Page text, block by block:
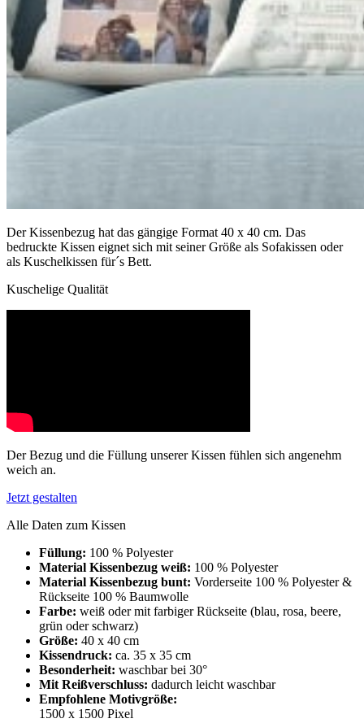
Der Kissenbezug hat das gängige Format 40 x 40 cm. Das
bedruckte Kissen eignet sich mit seiner Größe als Sofakissen oder
als Kuschelkissen für´s Bett.
Kuschelige Qualität
Der Bezug und die Füllung unserer Kissen fühlen sich angenehm
weich an.
Jetzt gestalten
Alle Daten zum Kissen
Füllung: 100 % Polyester
Material Kissenbezug weiß: 100 % Polyester
Material Kissenbezug bunt: Vorderseite 100 % Polyester &
Rückseite 100 % Baumwolle
Farbe: weiß oder mit farbiger Rückseite (blau, rosa, beere,
grün oder schwarz)
Größe: 40 x 40 cm
Kissendruck: ca. 35 x 35 cm
Besonderheit: waschbar bei 30°
Mit Reißverschluss: dadurch leicht waschbar
Empfohlene Motivgröße:
1500 x 1500 Pixel